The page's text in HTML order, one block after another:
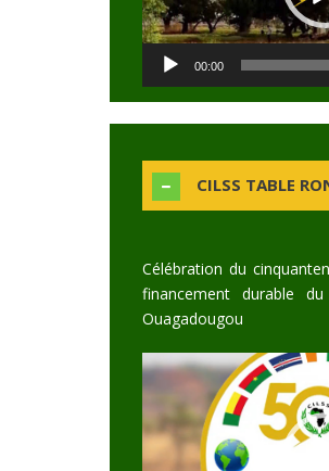
00:00
CILSS TABLE
Célébration du
financement durable
Ouagadougou
Video
Player